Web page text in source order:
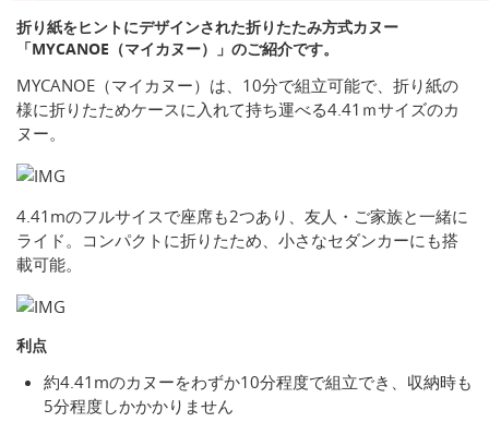
折り紙をヒントにデザインされた折りたたみ方式カヌー
「MYCANOE（マイカヌー）」のご紹介です。
MYCANOE（マイカヌー）は、10分で組立可能で、折り紙の
様に折りたためケースに入れて持ち運べる4.41ｍサイズのカ
ヌー。
4.41mのフルサイスで座席も2つあり、友人・ご家族と一緒に
ライド。コンパクトに折りたため、小さなセダンカーにも搭
載可能。
利点
約4.41mのカヌーをわずか10分程度で組立でき、収納時も
5分程度しかかかりません